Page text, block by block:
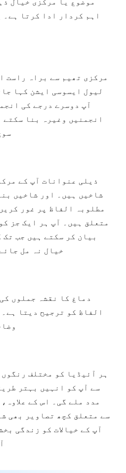
اہم کردار ادا کرتا ہے۔
مرکزی تھیم سے براہ راست
لیول ایسوسی ایشن کہا
آپ دوسرے درجے کی
انجمنیں وغیرہ بنا
ذیلی عنوانات آپ کے
شاخیں ہیں۔ اور شاخیں
مطلوبہ الفاظ پر غور
متعلق ہیں۔ آپ ہر ایک جز
بیان کر سکتے ہیں جب
خیال نہ مل
دماغ کا نقشہ جملوں
الفاظ کو ترجیح دیتا
ہر آئیڈیا کو مختلف
سے آپ کو انہیں بہتر
مدد ملے گی۔ اس کے
سے متعلق کچھ تصاویر بھی
آپ کے خیالات کو زندگی